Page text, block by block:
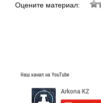
Оцените материал:
Наш канал на YouTube